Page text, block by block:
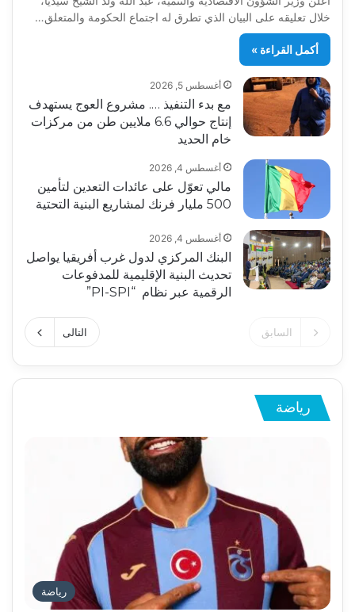
خلال تعليقه على البيان الذي تطرق له اجتماع الحكومة والمتعلق…
أكمل القراءة »
أغسطس 5, 2026
مع بدء التنفيذ …. مشروع العوج يستهدف
إنتاج حوالي 6.6 ملايين طن من مركزات
خام الحديد
أغسطس 4, 2026
مالي تعوّل على عائدات التعدين لتأمين
500 مليار فرنك لمشاريع البنية التحتية
أغسطس 4, 2026
البنك المركزي لدول غرب أفريقيا يواصل
تحديث البنية الإقليمية للمدفوعات
الرقمية عبر نظام “PI-SPI”
السابق التالى
رياضة
رياضة